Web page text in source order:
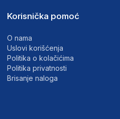
Korisnička pomoć
O nama
Uslovi korišćenja
Politika o kolačićima
Politika privatnosti
Brisanje naloga